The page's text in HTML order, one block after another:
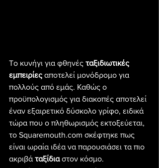
To κυνήγι για φθηνές ταξιδιωτικές
εμπειρίες αποτελεί μονόδρομο για
πολλούς από εμάς. Καθώς ο
προϋπολογισμός για διακοπές αποτελεί
έναν εξαιρετικό δύσκολο γρίφο, ειδικά
τώρα που ο πληθωρισμός εκτοξεύεται,
το Squaremouth.com σκέφτηκε πως
είναι ωραία ιδέα να παρουσιάσει τα πιο
ακριβά ταξίδια στον κόσμο.